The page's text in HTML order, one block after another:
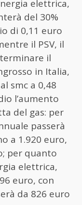
elettrica,
del 30%
di 0,11 euro
il PSV, il
il
in Italia,
smc a 0,48
l’aumento
del gas: per
passerà
a 1.920 euro,
per quanto
elettrica,
euro, con
da 826 euro